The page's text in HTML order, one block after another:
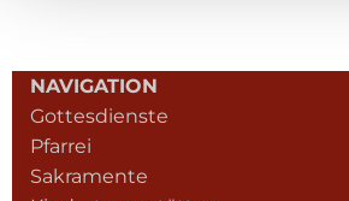
NAVIGATION
Gottesdienste
Pfarrei
Sakramente